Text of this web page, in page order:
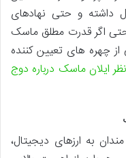
داشته و حتی نهادهای
حتی اگر قدرت مطلق ماسک
چهره های تعیین کننده
نظر ایلان ماسک درباره دوج
به ارزهای دیجیتال،